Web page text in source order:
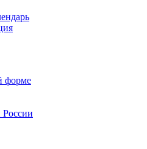
форме
России